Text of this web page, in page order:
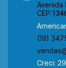
Avenida
CEP:
(19)
Creci: